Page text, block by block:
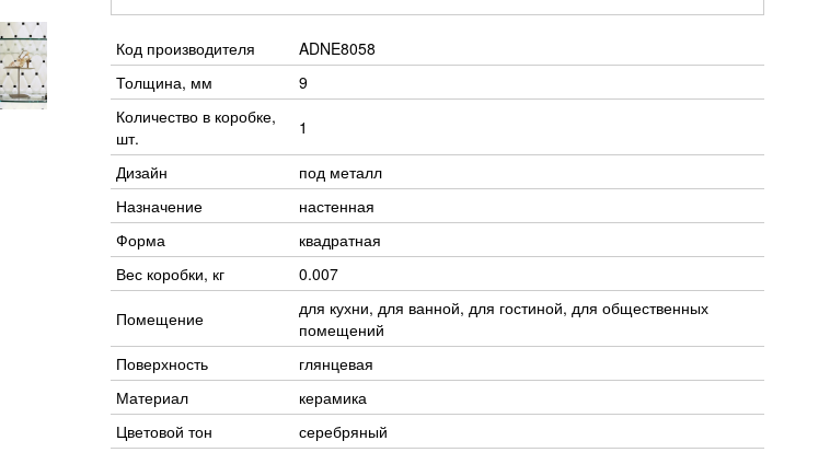
Код производителя
ADNE8058
Толщина, мм
9
Количество в коробке,
шт.
1
Дизайн
под металл
Назначение
настенная
Форма
квадратная
Вес коробки, кг
0.007
Помещение
для кухни, для ванной, для гостиной, для общественных
помещений
Поверхность
глянцевая
Материал
керамика
Цветовой тон
серебряный